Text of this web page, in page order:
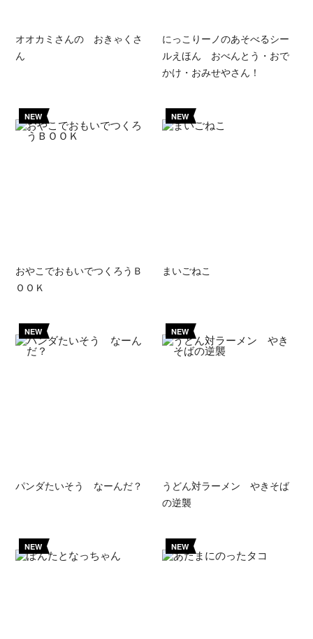
オオカミさんの おきゃくさ
ん
にっこりーノのあそべるシー
ルえほん おべんとう・おで
かけ・おみせやさん！
NEW
おやこでおもいでつくろうＢ
ＯＯＫ
NEW
まいごねこ
NEW
パンダたいそう なーんだ？
NEW
うどん対ラーメン やきそば
の逆襲
NEW NEW